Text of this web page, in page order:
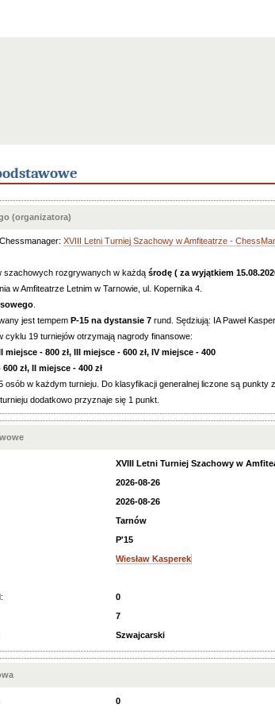
(organizatora)
XVIII Letni Turniej Szachowy w Amfiteatrze -
szachowych rozgrywanych w każdą środę ( za wyjątkiem
w Amfiteatrze Letnim w Tarnowie, ul. Kopernika 4.
jest tempem P-15 na dystansie 7 rund. Sędziują: IA Paweł
cyklu 19 turniejów otrzymają nagrody finansowe:
miejsce - 800 zł, III miejsce - 600 zł, IV miejsce - 400
zł, II miejsce - 400 zł
osób w każdym turnieju. Do klasyfikacji generalnej liczone są punkty
dodatkowo przyznaje się 1 punkt.
XVIII Letni Turniej Szachowy w
2026-08-26
2026-08-26
Tarnów
P'15
Wiesław Kasperek
0
7
Szwajcarski
0